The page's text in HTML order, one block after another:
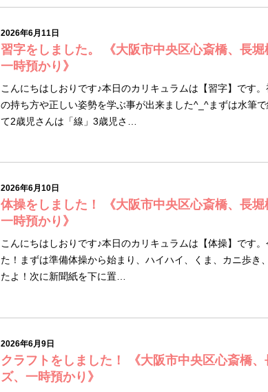
2026年6月11日
習字をしました。 《大阪市中央区心斎橋、長堀
一時預かり》
こんにちはしおりです♪本日のカリキュラムは【習字】です
の持ち方や正しい姿勢を学ぶ事が出来ました^_^まずは水筆
て2歳児さんは「線」3歳児さ…
2026年6月10日
体操をしました！ 《大阪市中央区心斎橋、長堀
一時預かり》
こんにちはしおりです♪本日のカリキュラムは【体操】です
た！まずは準備体操から始まり、ハイハイ、くま、カニ歩き
たよ！次に新聞紙を下に置…
2026年6月9日
クラフトをしました！ 《大阪市中央区心斎橋
ズ、一時預かり》